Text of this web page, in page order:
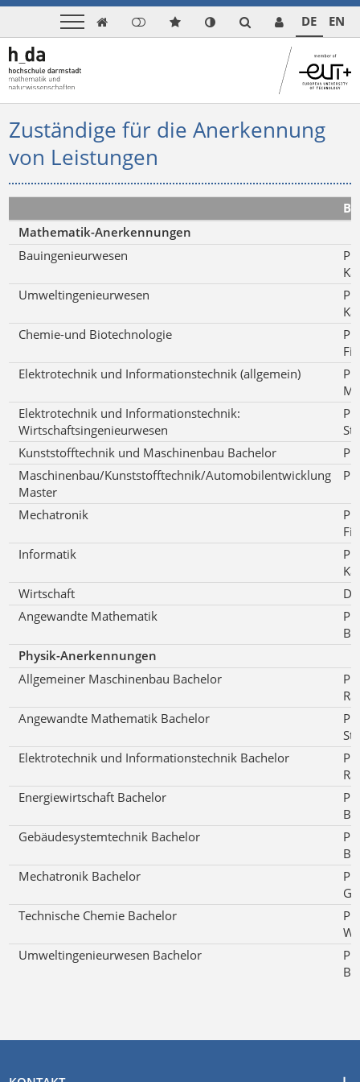
 DE EN
Zuständige für die Anerkennung
von Leistungen
Mathematik-Anerkennungen
Bauingenieurwesen
Umweltingenieurwesen
Chemie-und Biotechnologie
Elektrotechnik und Informationstechnik (allgemein)
Elektrotechnik und Informationstechnik:
Wirtschaftsingenieurwesen
Kunststofftechnik und Maschinenbau Bachelor
Maschinenbau/Kunststofftechnik/Automobilentwicklung
Master
Mechatronik
Informatik
Wirtschaft
Angewandte Mathematik
Physik-Anerkennungen
Allgemeiner Maschinenbau Bachelor
Angewandte Mathematik Bachelor
Elektrotechnik und Informationstechnik Bachelor
Energiewirtschaft Bachelor
Gebäudesystemtechnik Bachelor
Mechatronik Bachelor
Technische Chemie Bachelor
Umweltingenieurwesen Bachelor